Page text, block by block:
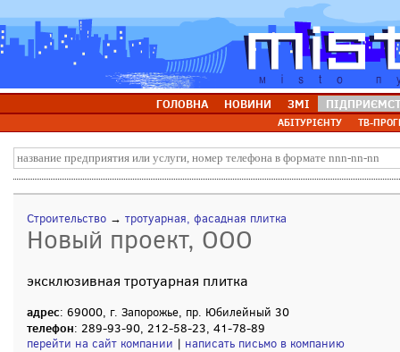
ГОЛОВНА НОВИНИ ЗМІ
АБІТУРІЄНТУ ТВ-
Строительство → тротуарная, фасадная плитка
Новый проект, ООО
эксклюзивная тротуарная плитка
адрес: 69000, г. Запорожье, пр. Юбилейный 30
телефон: 289-93-90, 212-58-23, 41-78-89
перейти на сайт компании | написать письмо в компанию